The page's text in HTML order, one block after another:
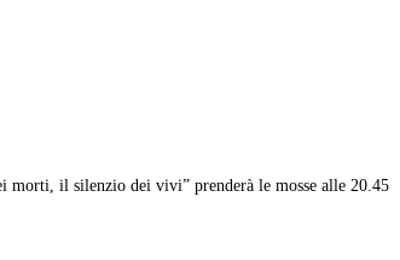
morti, il silenzio dei vivi” prenderà le mosse alle 20.45